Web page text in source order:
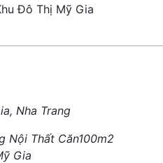
Đô Thị Mỹ Gia
Nha Trang
Nội Thất Căn100m2
Gia